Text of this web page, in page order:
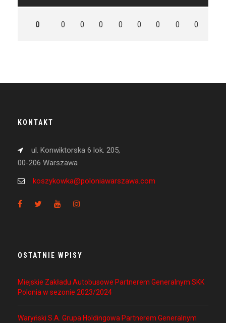
0 0 0 0 0 0 0 0 0
KONTAKT
ul. Konwiktorska 6 lok. 205,
00-206 Warszawa
koszykowka@poloniawarszawa.com
OSTATNIE WPISY
Miejskie Zakładu Autobusowe Partnerem Generalnym SKK
Polonia w sezonie 2023/2024
Waryński S.A. Grupa Holdingowa Partnerem Generalnym